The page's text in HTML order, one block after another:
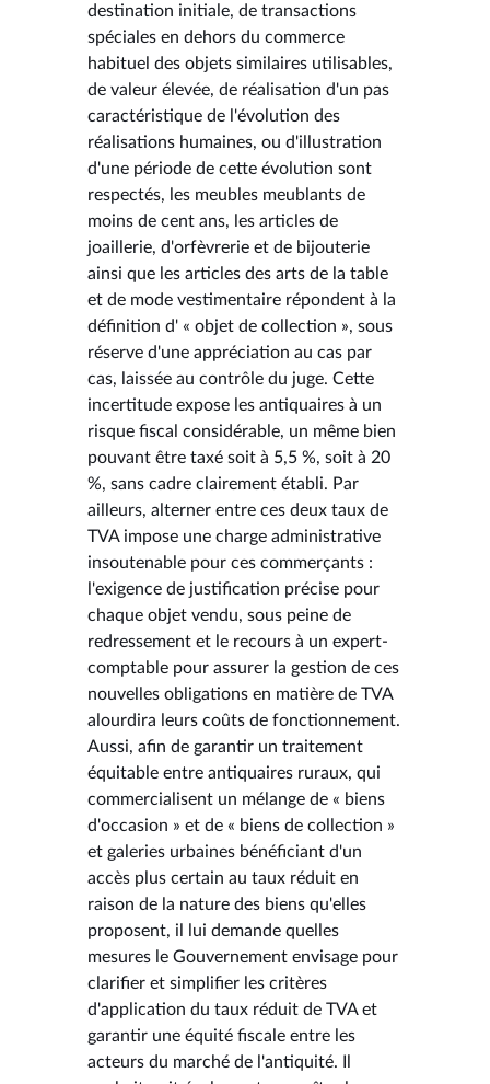
destination initiale, de transactions
spéciales en dehors du commerce
habituel des objets similaires utilisables,
de valeur élevée, de réalisation d'un pas
caractéristique de l'évolution des
réalisations humaines, ou d'illustration
d'une période de cette évolution sont
respectés, les meubles meublants de
moins de cent ans, les articles de
joaillerie, d'orfèvrerie et de bijouterie
ainsi que les articles des arts de la table
et de mode vestimentaire répondent à la
définition d' « objet de collection », sous
réserve d'une appréciation au cas par
cas, laissée au contrôle du juge. Cette
incertitude expose les antiquaires à un
risque fiscal considérable, un même bien
pouvant être taxé soit à 5,5 %, soit à 20
%, sans cadre clairement établi. Par
ailleurs, alterner entre ces deux taux de
TVA impose une charge administrative
insoutenable pour ces commerçants :
l'exigence de justification précise pour
chaque objet vendu, sous peine de
redressement et le recours à un expert-
comptable pour assurer la gestion de ces
nouvelles obligations en matière de TVA
alourdira leurs coûts de fonctionnement.
Aussi, afin de garantir un traitement
équitable entre antiquaires ruraux, qui
commercialisent un mélange de « biens
d'occasion » et de « biens de collection »
et galeries urbaines bénéficiant d'un
accès plus certain au taux réduit en
raison de la nature des biens qu'elles
proposent, il lui demande quelles
mesures le Gouvernement envisage pour
clarifier et simplifier les critères
d'application du taux réduit de TVA et
garantir une équité fiscale entre les
acteurs du marché de l'antiquité. Il